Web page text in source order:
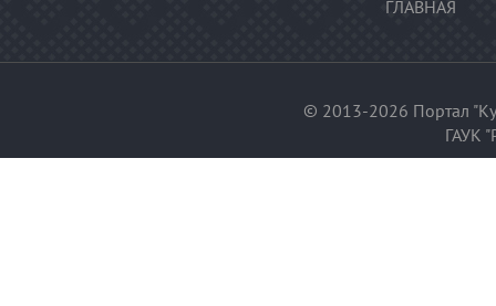
ГЛАВНАЯ
© 2013-2026 Портал
ГАУК